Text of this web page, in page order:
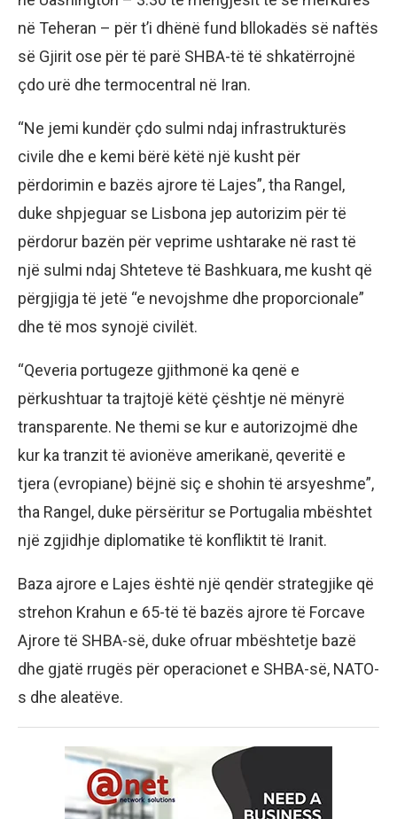
në Teheran – për t’i dhënë fund bllokadës së naftës
së Gjirit ose për të parë SHBA-të të shkatërrojnë
çdo urë dhe termocentral në Iran.
“Ne jemi kundër çdo sulmi ndaj infrastrukturës
civile dhe e kemi bërë këtë një kusht për
përdorimin e bazës ajrore të Lajes”, tha Rangel,
duke shpjeguar se Lisbona jep autorizim për të
përdorur bazën për veprime ushtarake në rast të
një sulmi ndaj Shteteve të Bashkuara, me kusht që
përgjigja të jetë “e nevojshme dhe proporcionale”
dhe të mos synojë civilët.
“Qeveria portugeze gjithmonë ka qenë e
përkushtuar ta trajtojë këtë çështje në mënyrë
transparente. Ne themi se kur e autorizojmë dhe
kur ka tranzit të avionëve amerikanë, qeveritë e
tjera (evropiane) bëjnë siç e shohin të arsyeshme”,
tha Rangel, duke përsëritur se Portugalia mbështet
një zgjidhje diplomatike të konfliktit të Iranit.
Baza ajrore e Lajes është një qendër strategjike që
strehon Krahun e 65-të të bazës ajrore të Forcave
Ajrore të SHBA-së, duke ofruar mbështetje bazë
dhe gjatë rrugës për operacionet e SHBA-së, NATO-
s dhe aleatëve.